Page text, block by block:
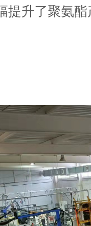
提升了聚氨